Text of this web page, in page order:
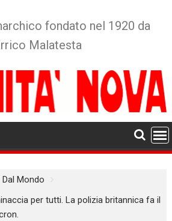
fondato nel 1920 da
Malatesta
Dal Mondo
per tutti. La polizia britannica fa il